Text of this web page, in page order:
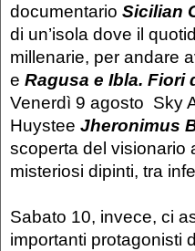
documentario Sicilian
di un’isola dove il
millenarie, per andare
e Ragusa e Ibla. Fiori
Venerdì 9 agosto Sky
Huystee Jheronimus
scoperta del visionario
misteriosi dipinti, tra
Sabato 10, invece, ci
importanti protagonisti